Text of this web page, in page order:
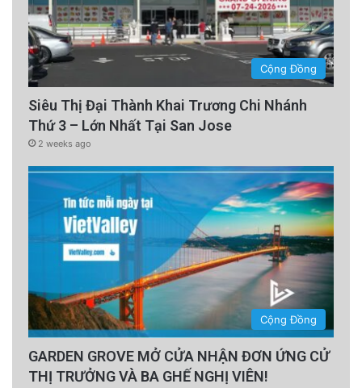
Cộng Đồng
Siêu Thị Đại Thành Khai Trương Chi Nhánh
Thứ 3 – Lớn Nhất Tại San Jose
2 weeks ago
Cộng Đồng
GARDEN GROVE MỞ CỬA NHẬN ĐƠN ỨNG CỬ
THỊ TRƯỞNG VÀ BA GHẾ NGHỊ VIÊN!